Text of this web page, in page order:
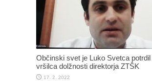
Občinski svet je Luko Svetca
vršilca dolžnosti direktorja ZTŠK
17. 2. 2022